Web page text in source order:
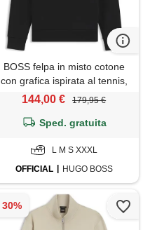
BOSS felpa in misto cotone
con grafica ispirata al tennis,
nero
144,00 € 179,95 €
Sped. gratuita
L M S XXXL
OFFICIAL
HUGO BOSS